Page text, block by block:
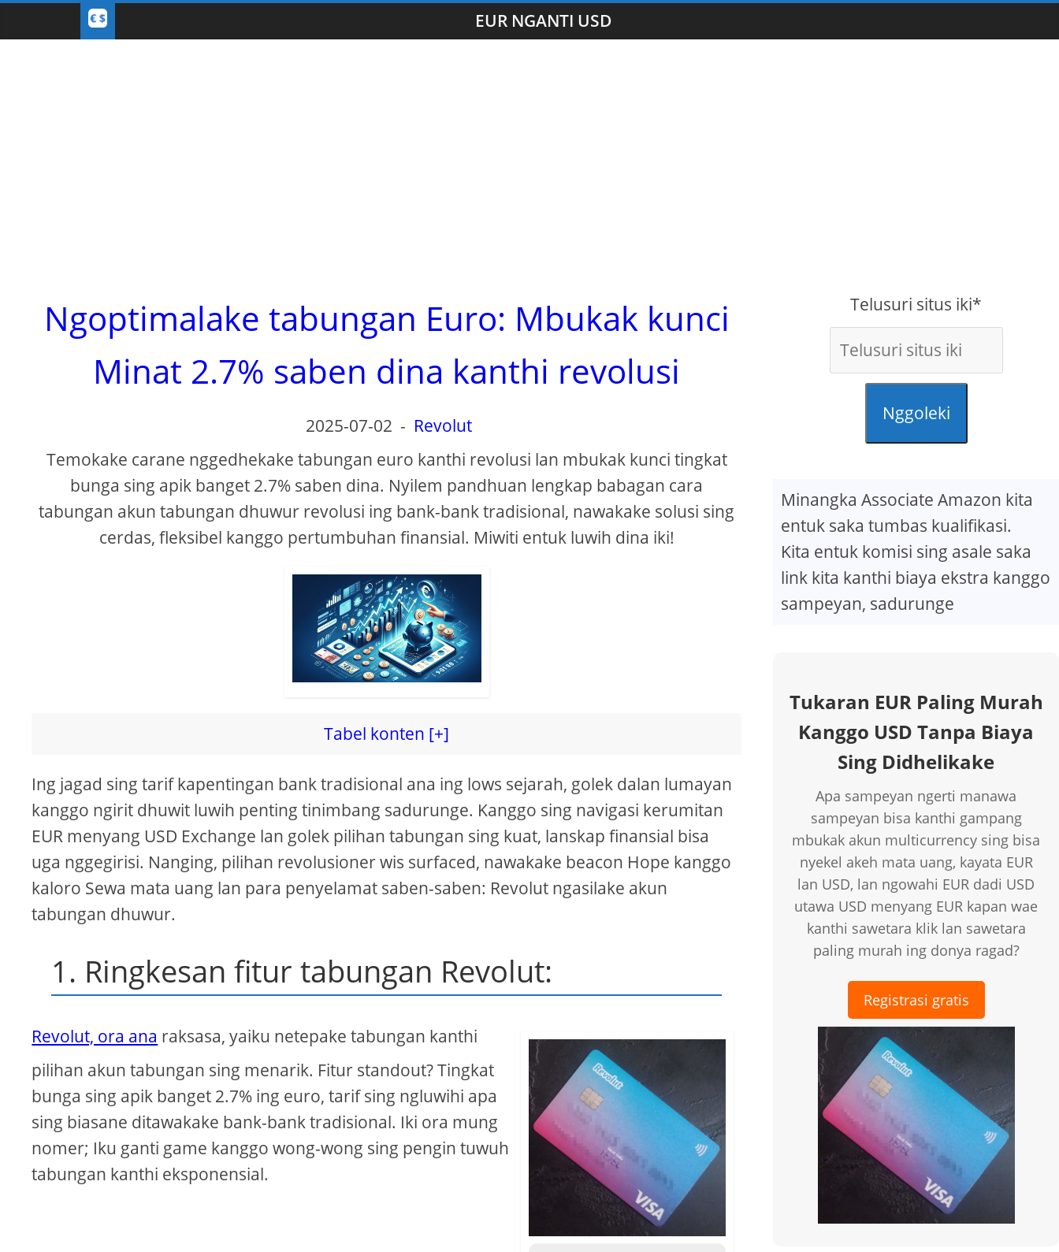
EUR NGANTI USD
Ngoptimalake tabungan Euro: Mbukak kunci
Minat 2.7% saben dina kanthi revolusi
2025-07-02 - Revolut
Temokake carane nggedhekake tabungan euro kanthi revolusi lan mbukak kunci tingkat
bunga sing apik banget 2.7% saben dina. Nyilem pandhuan lengkap babagan cara
tabungan akun tabungan dhuwur revolusi ing bank-bank tradisional, nawakake solusi sing
cerdas, fleksibel kanggo pertumbuhan finansial. Miwiti entuk luwih dina iki!
Tabel konten [+]
Ing jagad sing tarif kapentingan bank tradisional ana ing lows sejarah, golek dalan lumayan
kanggo ngirit dhuwit luwih penting tinimbang sadurunge. Kanggo sing navigasi kerumitan
EUR menyang USD Exchange lan golek pilihan tabungan sing kuat, lanskap finansial bisa
uga nggegirisi. Nanging, pilihan revolusioner wis surfaced, nawakake beacon Hope kanggo
kaloro Sewa mata uang lan para penyelamat saben-saben: Revolut ngasilake akun
tabungan dhuwur.
1. Ringkesan fitur tabungan Revolut:
Revolut, ora ana raksasa, yaiku netepake tabungan kanthi
pilihan akun tabungan sing menarik. Fitur standout? Tingkat
bunga sing apik banget 2.7% ing euro, tarif sing ngluwihi apa
sing biasane ditawakake bank-bank tradisional. Iki ora mung
nomer; Iku ganti game kanggo wong-wong sing pengin tuwuh
tabungan kanthi eksponensial.
Telusuri situs iki*
Nggoleki
Minangka Associate Amazon kita
entuk saka tumbas kualifikasi.
Kita entuk komisi sing asale saka
link kita kanthi biaya ekstra kanggo
sampeyan, sadurunge
Tukaran EUR Paling Murah
Kanggo USD Tanpa Biaya
Sing Didhelikake
Apa sampeyan ngerti manawa
sampeyan bisa kanthi gampang
mbukak akun multicurrency sing bisa
nyekel akeh mata uang, kayata EUR
lan USD, lan ngowahi EUR dadi USD
utawa USD menyang EUR kapan wae
kanthi sawetara klik lan sawetara
paling murah ing donya ragad?
Registrasi gratis